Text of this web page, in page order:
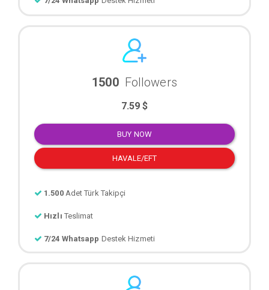
1500 Followers
7.59 $
BUY NOW
HAVALE/EFT
1.500 Adet Türk Takipçi
Hızlı Teslimat
7/24 Whatsapp Destek Hizmeti